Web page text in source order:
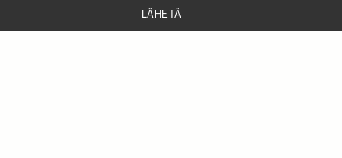
LÄHETÄ